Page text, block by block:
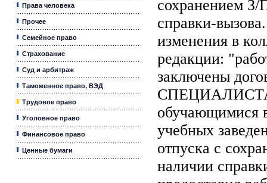
Права человека
Прочее
Семейное право
Страхование
Суд и арбитраж
Таможенное право, ВЭД
Трудовое право
Уголовное право
Финансовое право
Ценные бумаги
сохранением
справки-
изменения в
редакции:
заключены
обучающимися
учебных
отпуска с
наличии